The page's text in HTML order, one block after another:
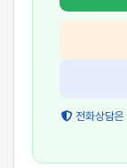
전화상담은